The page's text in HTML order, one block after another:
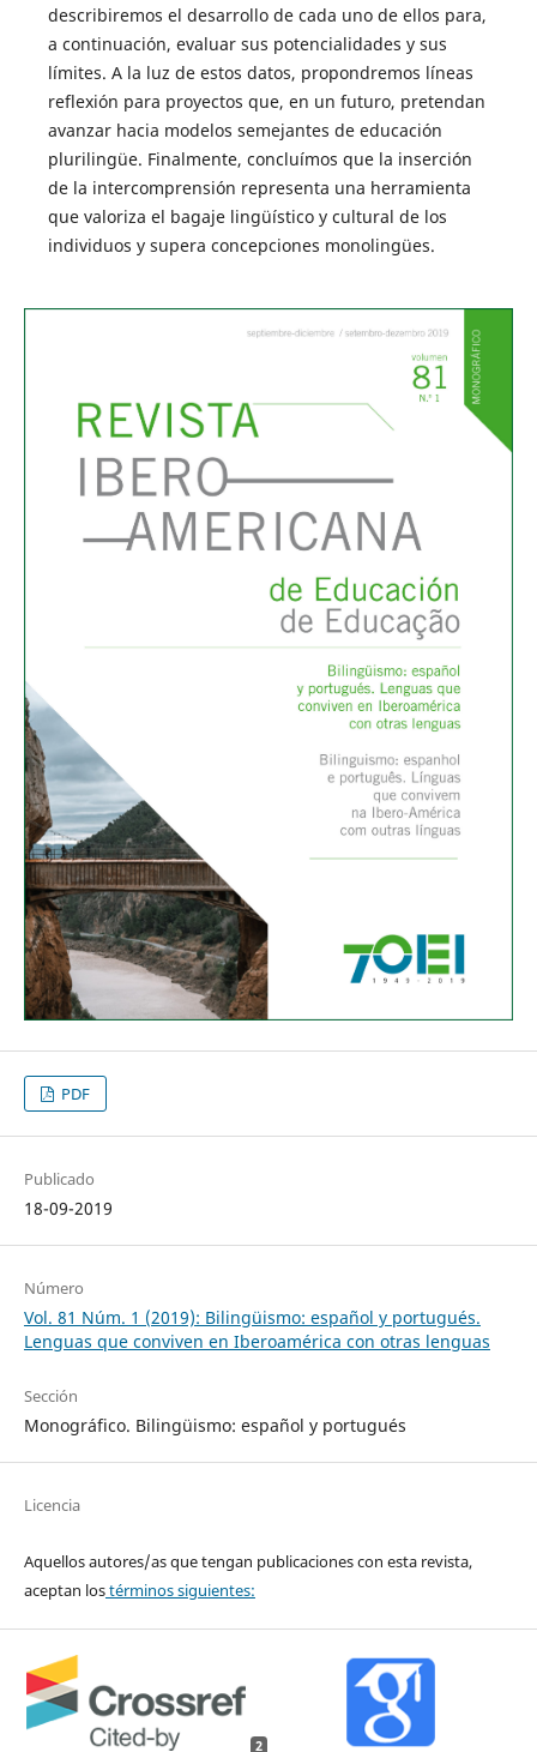
describiremos el desarrollo de cada uno de ellos para,
a continuación, evaluar sus potencialidades y sus
límites. A la luz de estos datos, propondremos líneas
reflexión para proyectos que, en un futuro, pretendan
avanzar hacia modelos semejantes de educación
plurilingüe. Finalmente, concluímos que la inserción
de la intercomprensión representa una herramienta
que valoriza el bagaje lingüístico y cultural de los
individuos y supera concepciones monolingües.
PDF
Publicado
18-09-2019
Número
Vol. 81 Núm. 1 (2019): Bilingüismo: español y portugués.
Lenguas que conviven en Iberoamérica con otras lenguas
Sección
Monográfico. Bilingüismo: español y portugués
Licencia
Aquellos autores/as que tengan publicaciones con esta revista,
aceptan lostérminos siguientes:
2